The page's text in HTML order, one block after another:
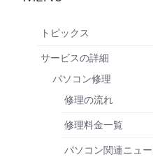
トピックス
サービスの詳細
パソコン修理
修理の流れ
修理料金一覧
パソコン関連ニュ